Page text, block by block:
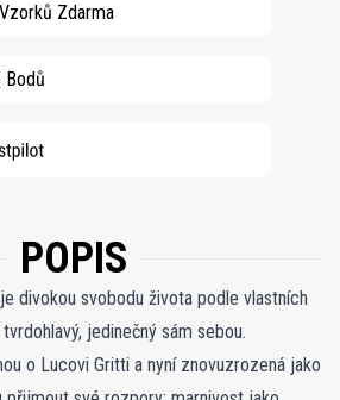
Zdarma
Bodů
POPIS
divokou svobodu života podle vlastních
jedinečný sám sebou.
o Lucovi Gritti a nyní znovuzrozená jako